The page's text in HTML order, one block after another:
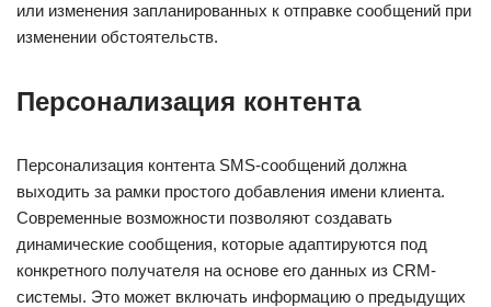
или изменения запланированных к отправке сообщений при
изменении обстоятельств.
Персонализация контента
Персонализация контента SMS-сообщений должна
выходить за рамки простого добавления имени клиента.
Современные возможности позволяют создавать
динамические сообщения, которые адаптируются под
конкретного получателя на основе его данных из CRM-
системы. Это может включать информацию о предыдущих